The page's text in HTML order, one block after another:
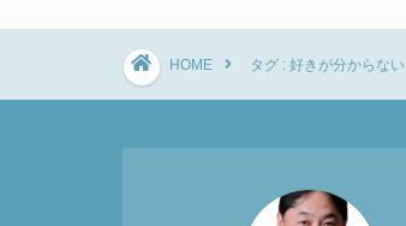
HOME タグ : 好きが分からない